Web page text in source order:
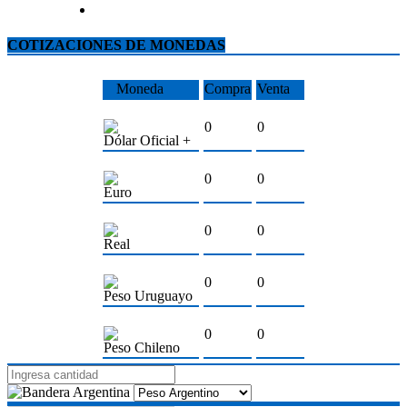
COTIZACIONES DE MONEDAS
Moneda Compra Venta
Dólar Oficial +
0 0
Euro
0 0
Real
0 0
Peso Uruguayo
0 0
Peso Chileno
0 0